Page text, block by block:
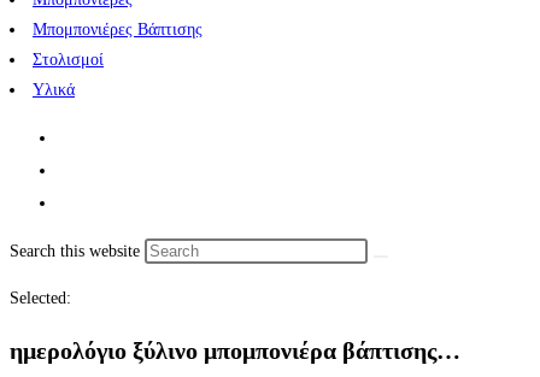
Μπομπονιέρες Βάπτισης
Στολισμοί
Υλικά
Search this website
Selected:
ημερολόγιο ξύλινο μπομπονιέρα βάπτισης…